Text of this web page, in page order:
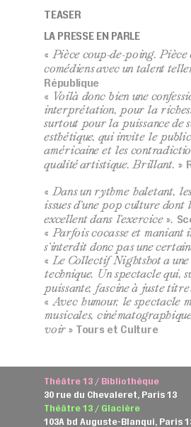
TEASER
LA PRESSE EN PARLE
« Pièce coup-de-poing. Pièce
comédiens avec un talent
République
« Voilà donc bien une
interprétation, pour la
surtout pour la puissance de
esthétique, qui invite le
américaine et les
qualité artistique. Brillant. »
« Dans un rythme haletant,
issues d’une pop culture
excellent dans l’exercice ».
« Parfois cocasse et
s’interdit donc pas une
« Le Collectif Nightshot a
technique. Un spectacle qui,
puissante, fascine à juste titre
« Avec humour, le spectacle
musicales,
voir » Tours et Culture
Théâtre 13 / Bibliothèque
30 rue du Chevaleret, Paris 13
Théâtre 13 / Glacière
103A bd Auguste-Blanqui, Paris